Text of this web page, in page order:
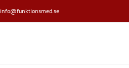
info@funktionsmed.se